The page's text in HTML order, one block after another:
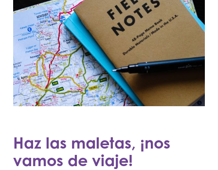
Haz las maletas, ¡nos
vamos de viaje!